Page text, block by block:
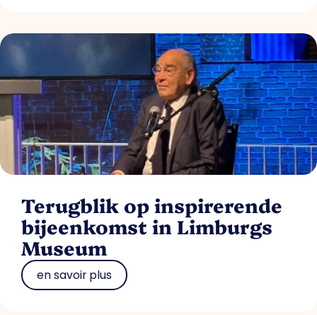
Terugblik op inspirerende
bijeenkomst in Limburgs
Museum
en savoir plus